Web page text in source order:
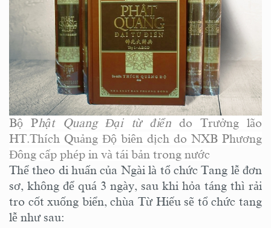
Bộ Phật Quang Đại từ điểndo Trưởng lão
HT.Thích Quảng Độ biên dịch do NXB Phương
Đông cấp phép in và tái bản trong nước
Thể theo di huấn của Ngài là tổ chức Tang lễ đơn
sơ, không để quá 3 ngày, sau khi hỏa táng thì rải
tro cốt xuống biển, chùa Từ Hiếu sẽ tổ chức tang
lễ như sau: